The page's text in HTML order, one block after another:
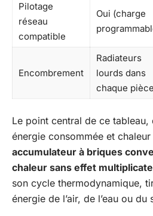
Pilotage
réseau
compatible
Oui (charge
Encombrement
Radiateurs
lourds dans
chaque pièce
Le point central de ce tableau,
énergie consommée et
accumulateur à briques
chaleur sans effet
son cycle thermodynamique,
énergie de l’air, de l’eau ou du